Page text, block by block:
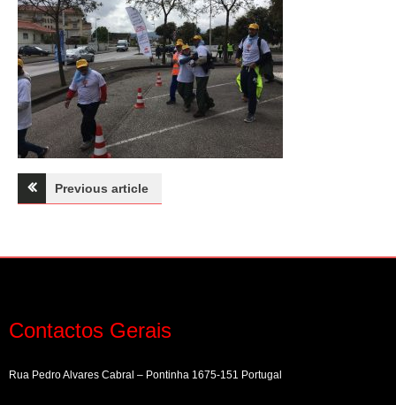
Navegação
artigos
Previous article
Contactos Gerais
Rua Pedro Alvares Cabral – Pontinha 1675-151 Portugal